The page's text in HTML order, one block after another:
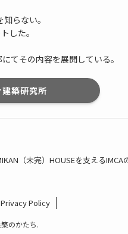
らない。
した。
てその内容を展開している。
築研究所
（未完）HOUSEを支える
Privacy Policy
のかたち.